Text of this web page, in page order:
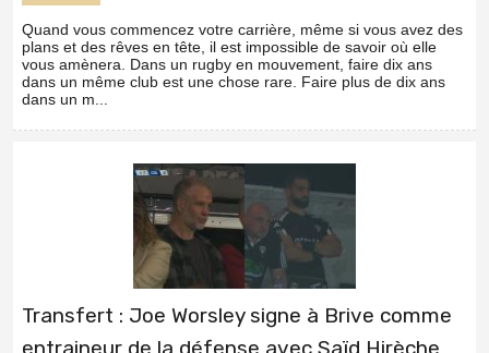
Quand vous commencez votre carrière, même si vous avez des
plans et des rêves en tête, il est impossible de savoir où elle
vous amènera. Dans un rugby en mouvement, faire dix ans
dans un même club est une chose rare. Faire plus de dix ans
dans un m...
Transfert : Joe Worsley signe à Brive comme
entraineur de la défense avec Saïd Hirèche